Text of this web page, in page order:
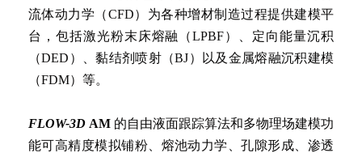
流体动力学（CFD）为各种增材制造过程提供建模平
台，包括激光粉末床熔融（LPBF）、定向能量沉积
（DED）、黏结剂喷射（BJ）以及金属熔融沉积建模
（FDM）等。
FLOW-3D AM 的自由液面跟踪算法和多物理场建模功
能可高精度模拟铺粉、熔池动力学、孔隙形成、渗透